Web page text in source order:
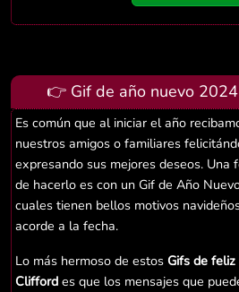
👉 Gif de año nuevo
Es común que al iniciar el año
nuestros amigos o familiares
expresando sus mejores deseos. Una
de hacerlo es con un Gif de Año
cuales tienen bellos motivos
acorde a la fecha.
Lo más hermoso de estos Gifs de
Clifford es que los mensajes que